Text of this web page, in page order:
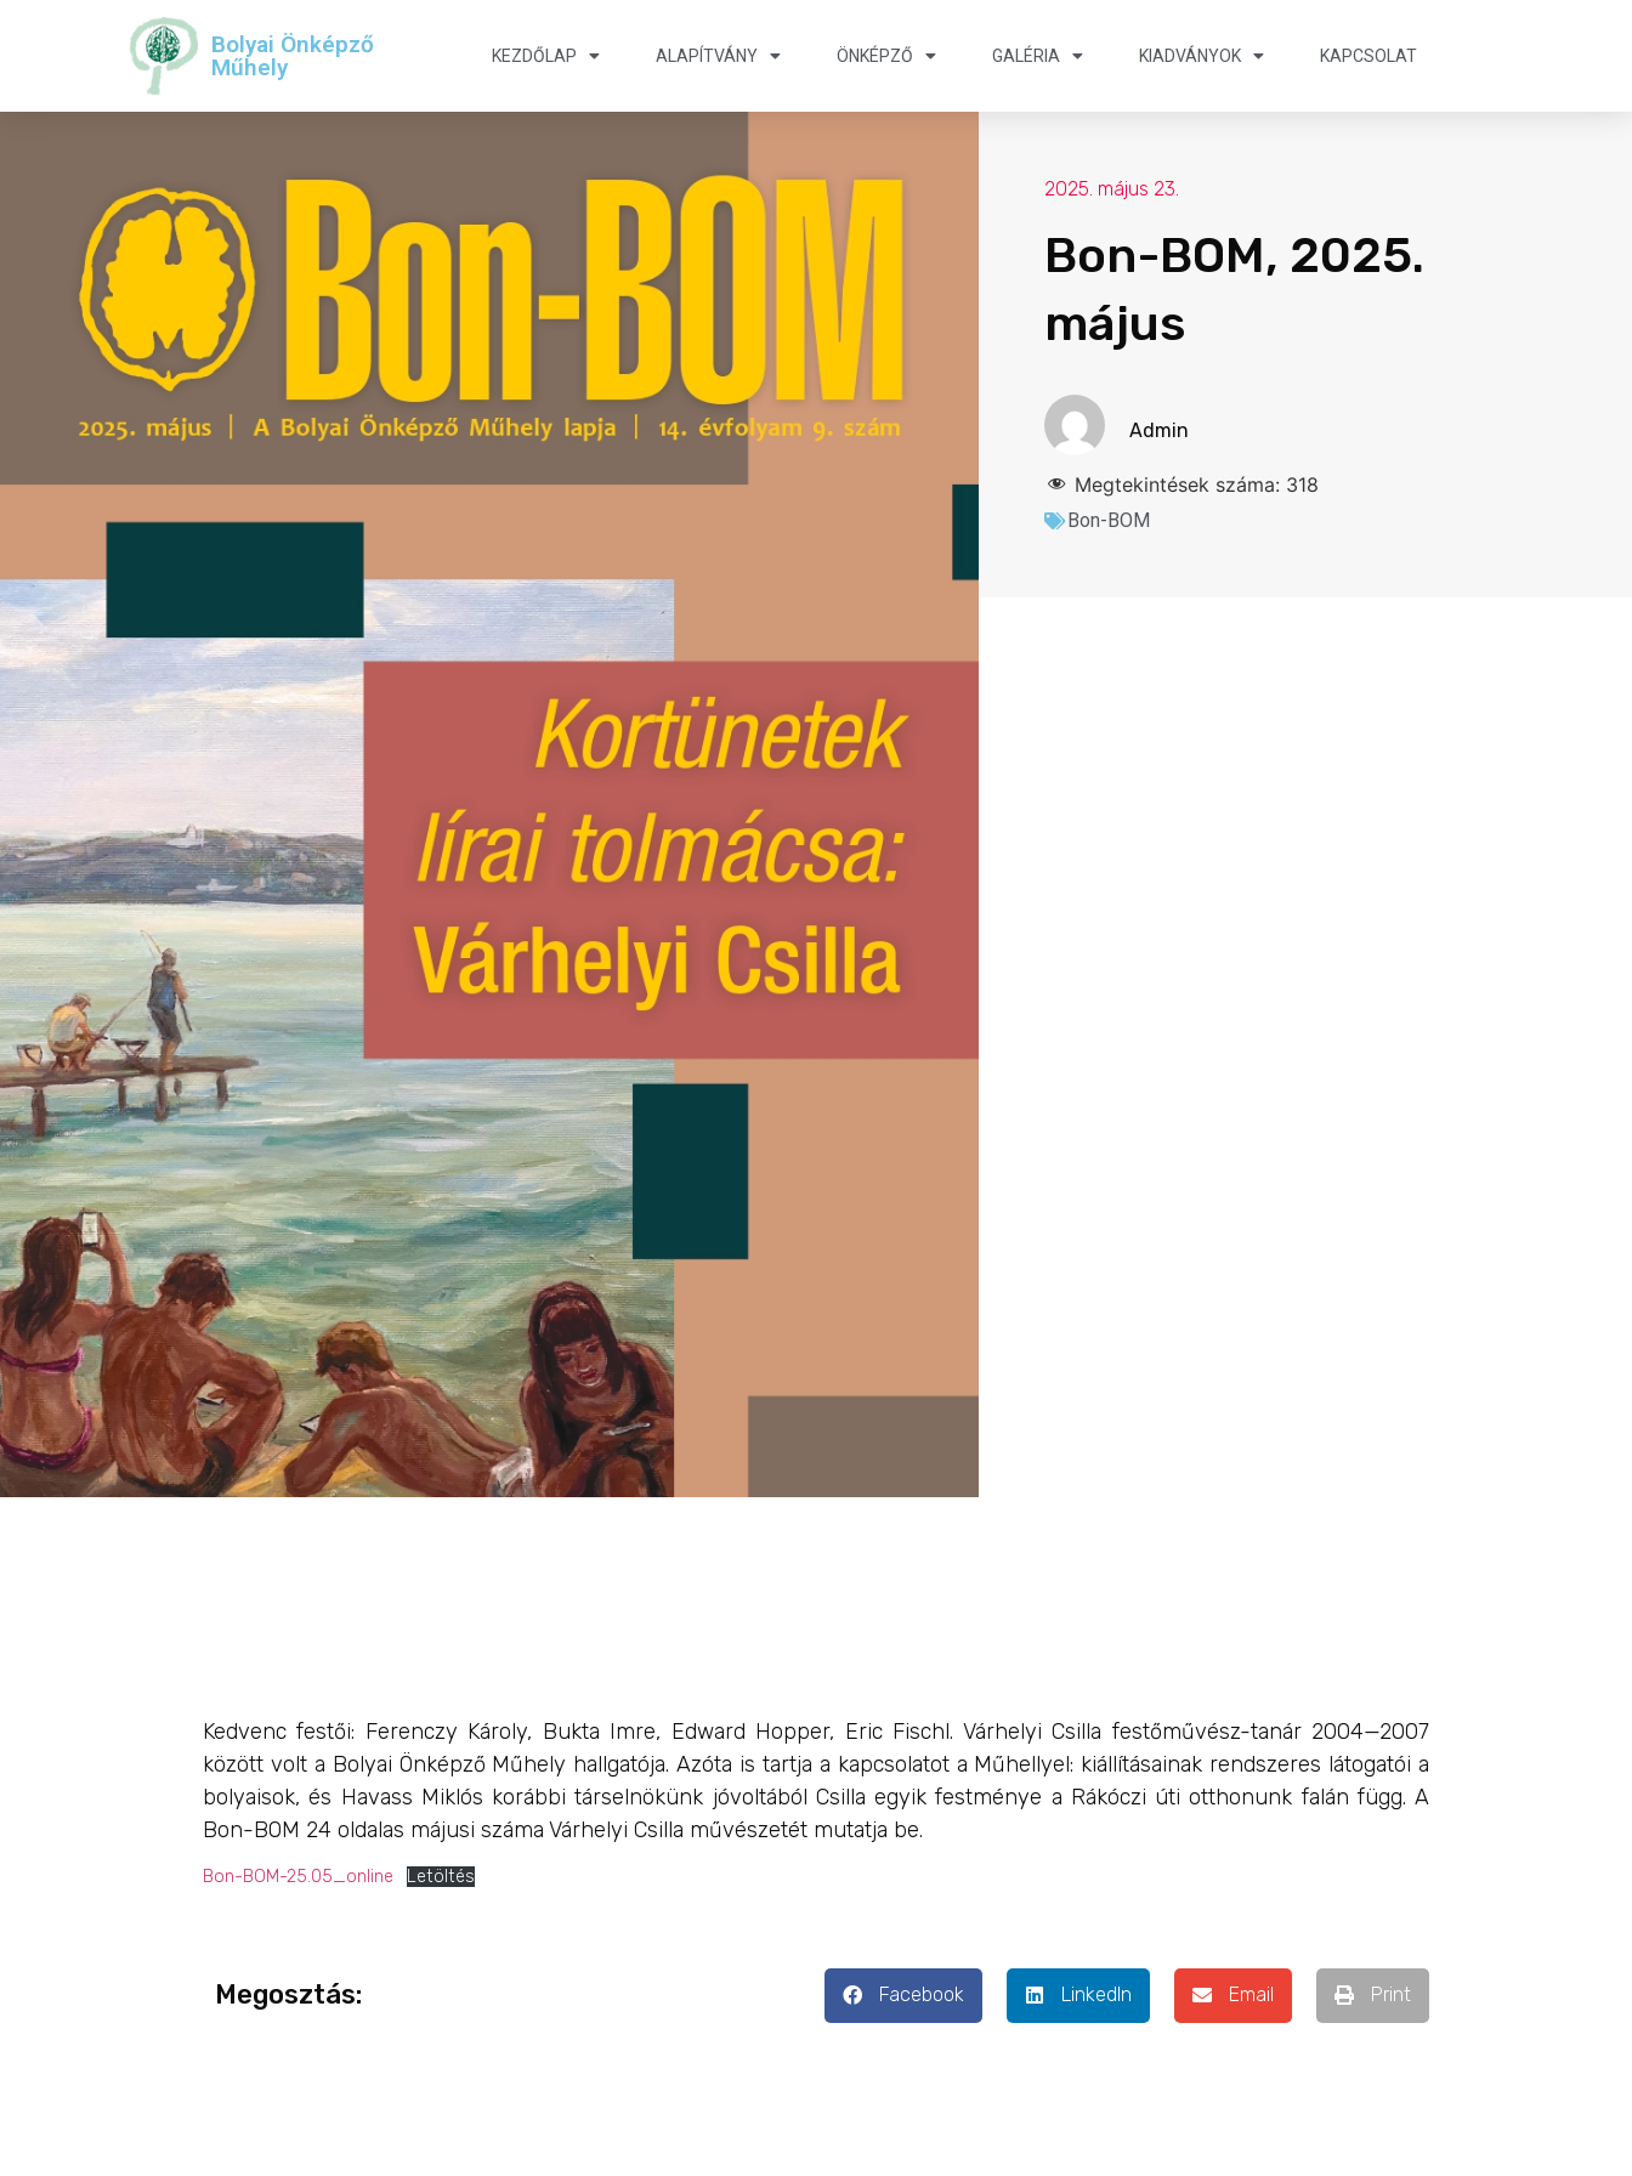
Bolyai Önképző
Műhely
KEZDŐLAP ALAPÍTVÁNY ÖNKÉPZŐ GALÉRIA KIADVÁNYOK KAPCSOLAT
2025. május 23.
Bon-BOM, 2025.
május
Admin
Megtekintések száma: 318
Bon-BOM
Kedvenc festői: Ferenczy Károly, Bukta Imre, Edward Hopper, Eric Fischl. Várhelyi Csilla festőművész-tanár 2004—2007
között volt a Bolyai Önképző Műhely hallgatója. Azóta is tartja a kapcsolatot a Műhellyel: kiállításainak rendszeres látogatói a
bolyaisok, és Havass Miklós korábbi társelnökünk jóvoltából Csilla egyik festménye a Rákóczi úti otthonunk falán függ. A
Bon-BOM 24 oldalas májusi száma Várhelyi Csilla művészetét mutatja be.
Bon-BOM-25.05_online Letöltés
Megosztás: Facebook LinkedIn Email Print